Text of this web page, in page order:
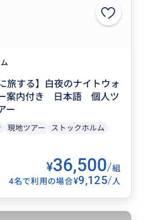
旅する】白夜のナイトウォ
案内付き 日本語 個人ツ
ー
現地ツアー ストックホルム
¥36,500/組
4名で利用の場合¥9,125/人